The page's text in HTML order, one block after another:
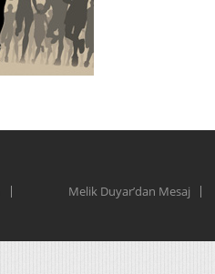
Melik Duyar’dan Mesaj